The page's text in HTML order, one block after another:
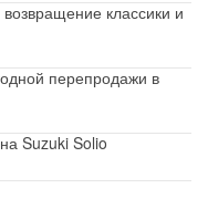
классики и
перепродажи в
Suzuki Solio